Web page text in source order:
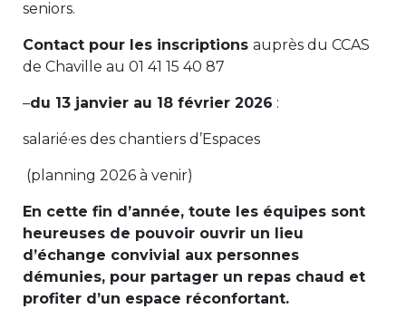
seniors.
Contact pour les inscriptions auprès du CCAS
de Chaville au 01 41 15 40 87
–du 13 janvier au 18 février 2026 :
salarié·es des chantiers d’Espaces
(planning 2026 à venir)
En cette fin d’année, toute les équipes sont
heureuses de pouvoir ouvrir un lieu
d’échange convivial aux personnes
démunies, pour partager un repas chaud et
profiter d’un espace réconfortant.